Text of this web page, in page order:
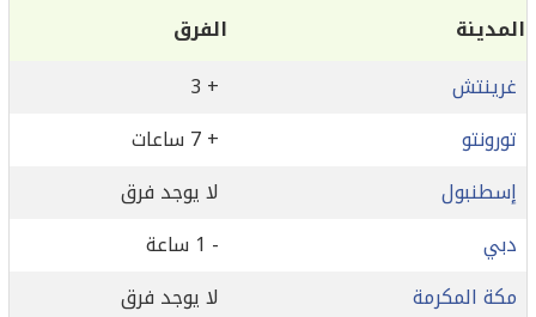
المدينة
الفرق
غرينتش
+ 3
تورونتو
+ 7 ساعات
إسطنبول
لا يوجد فرق
دبي
- 1 ساعة
مكة المكرمة
لا يوجد فرق